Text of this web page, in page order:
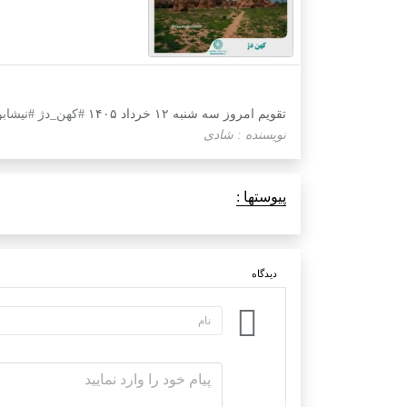
تقویم امروز سه شنبه ۱۲ خرداد ۱۴۰۵ #کهن_دژ
نویسنده : شادی
پیوستها :
دیدگاه